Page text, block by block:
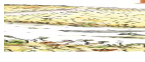
La bonne humeur de Loup Gris
Un matin, Loup Gris se réveille de bonne
En stock12,00 €